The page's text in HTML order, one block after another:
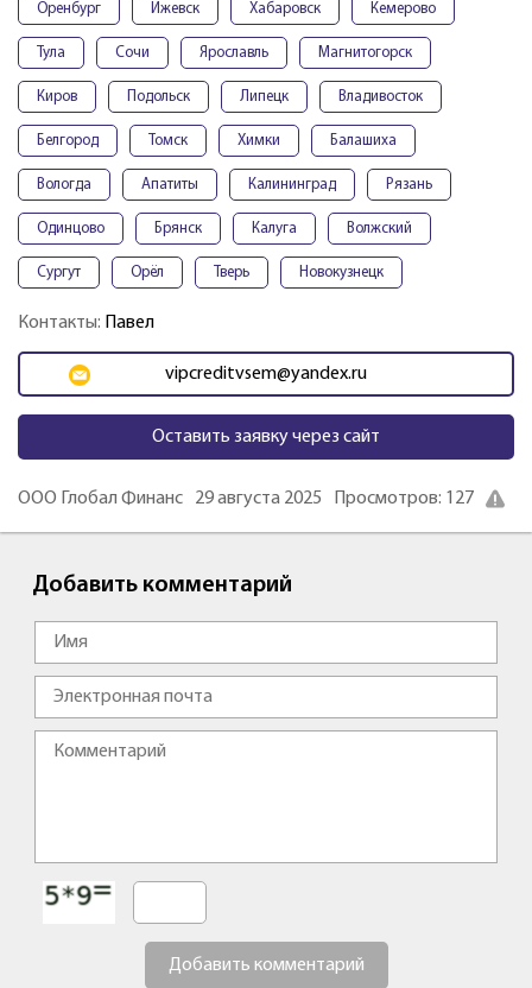
Оренбург Ижевск Хабаровск Кемерово
Тула Сочи Ярославль Магнитогорск
Киров Подольск Липецк Владивосток
Белгород Томск Химки Балашиха
Вологда Апатиты Калининград Рязань
Одинцово Брянск Калуга Волжский
Сургут Орёл Тверь Новокузнецк
Контакты: Павел
vipcreditvsem@yandex.ru
Оставить заявку через сайт
ООО Глобал Финанс 29 августа 2025 Просмотров: 127
Добавить комментарий
Добавить комментарий